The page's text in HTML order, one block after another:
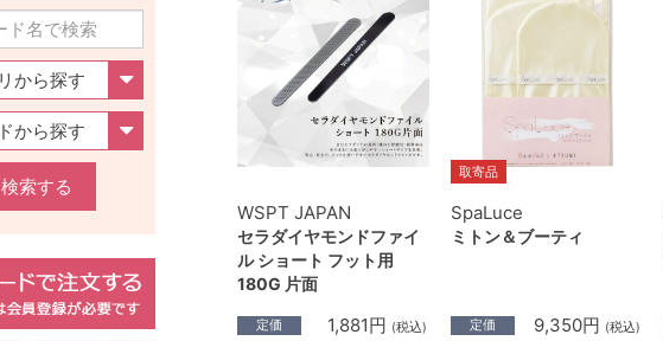
WSPT JAPAN
セラダイヤモンドファイ
ル ショート フット用
180G 片面
定価 1,881円 (税込)
取寄品
SpaLuce
ミトン＆ブーティ
定価 9,350円 (税込)
検索する